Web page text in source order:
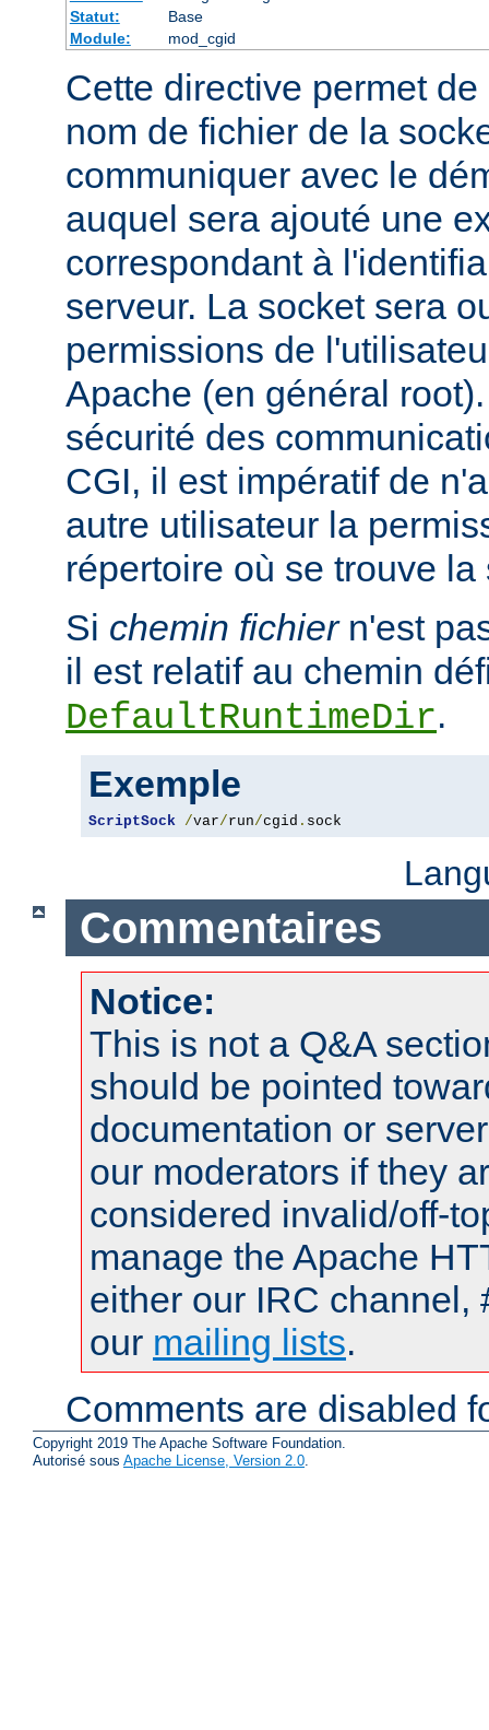
Statut:
Base
Module:
mod_cgid
Cette directive permet
nom de fichier de la
communiquer avec le
auquel sera ajouté une
correspondant à
serveur. La socket sera
permissions de
Apache (en général
sécurité des
CGI, il est impératif de
autre utilisateur la
répertoire où se trouve la
Si chemin fichiern'est
il est relatif au chemin
DefaultRuntimeDir.
Exemple
ScriptSock /var/run/cgid . sock
Commentaires
Notice:
This is not a Q&A
should be pointed
documentation or
our moderators if they
considered invalid/off-
manage the Apache
either our IRC channel,
our mailing lists.
Comments are disabled
Copyright 2019 The Apache Software Foundation.
Autorisé sous Apache License, Version 2.0.